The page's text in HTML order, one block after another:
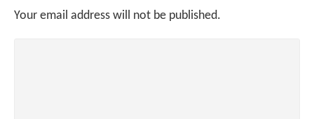
Your email address will not be published.